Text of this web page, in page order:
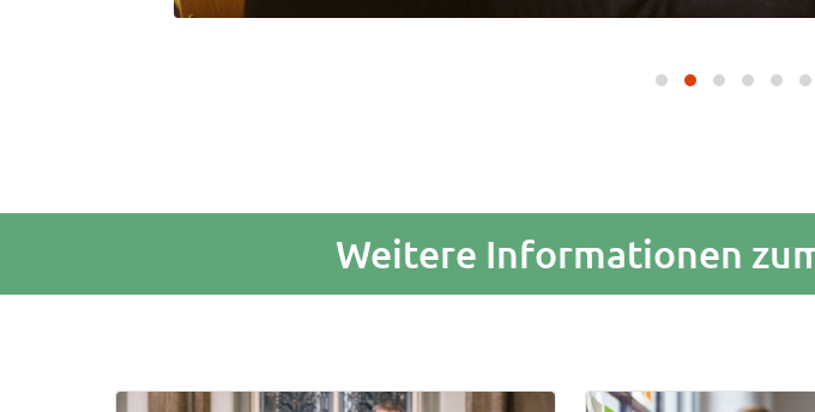
Weitere Informationen